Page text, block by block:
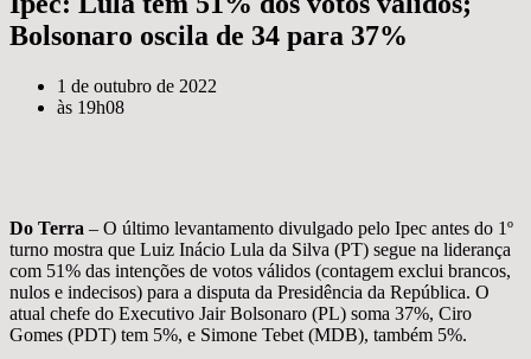
Bolsonaro oscila de 34 para 37%
1 de outubro de 2022
às 19h08
Do Terra – O último levantamento divulgado pelo Ipec antes do 1º
turno mostra que Luiz Inácio Lula da Silva (PT) segue na liderança
com 51% das intenções de votos válidos (contagem exclui brancos,
nulos e indecisos) para a disputa da Presidência da República. O
atual chefe do Executivo Jair Bolsonaro (PL) soma 37%, Ciro
Gomes (PDT) tem 5%, e Simone Tebet (MDB), também 5%.